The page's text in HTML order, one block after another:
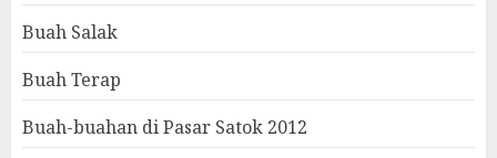
Buah Salak
Buah Terap
Buah-buahan di Pasar Satok 2012